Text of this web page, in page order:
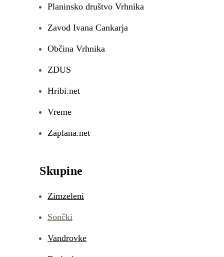
Planinsko društvo Vrhnika
Zavod Ivana Cankarja
Občina Vrhnika
ZDUS
Hribi.net
Vreme
Zaplana.net
Skupine
Zimzeleni
Sončki
Vandrovke